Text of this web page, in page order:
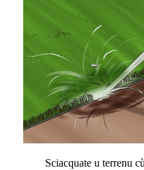
Sciacquate u terrenu